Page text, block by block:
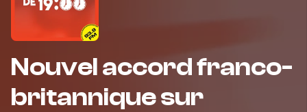
Nouvel accord franco-
britannique sur